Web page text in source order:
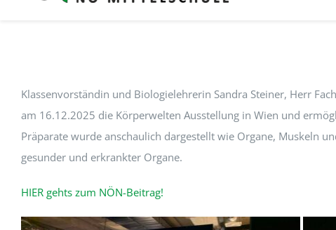
Klassenvorständin und Biologielehrerin Sandra Steiner, Herr
am 16.12.2025 die Körperwelten Ausstellung in Wien und
Präparate wurde anschaulich dargestellt wie Organe, Muskeln
gesunder und erkrankter Organe.
HIER gehts zum NÖN-Beitrag!